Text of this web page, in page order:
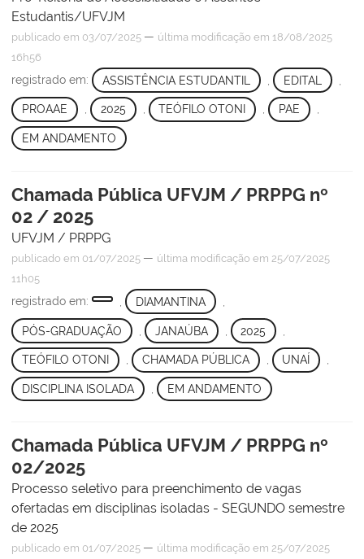
Estudantis/UFVJM
publicado em 03/07/2025 — última modificação em 18/08/2025
16h56
registrado em: ASSISTÊNCIA ESTUDANTIL EDITAL
PROAAE , 2025 , TEÓFILO OTONI , PAE ,
EM ANDAMENTO
Chamada Pública UFVJM / PRPPG nº
02 / 2025
UFVJM / PRPPG
publicado em 01/07/2025 — última modificação em 25/07/2025
11h05
registrado em: DIAMANTINA
PÓS-GRADUAÇÃO JANAÚBA 2025
TEÓFILO OTONI , CHAMADA PÚBLICA , UNAÍ ,
DISCIPLINA ISOLADA EM ANDAMENTO
Chamada Pública UFVJM / PRPPG nº
02/2025
Processo seletivo para preenchimento de vagas
ofertadas em disciplinas isoladas - SEGUNDO semestre
de 2025
publicado em 01/07/2025 — última modificação em 25/07/2025